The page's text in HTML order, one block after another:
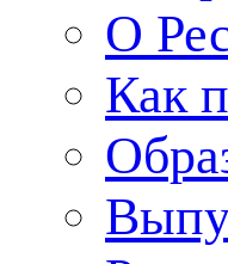
О
Как